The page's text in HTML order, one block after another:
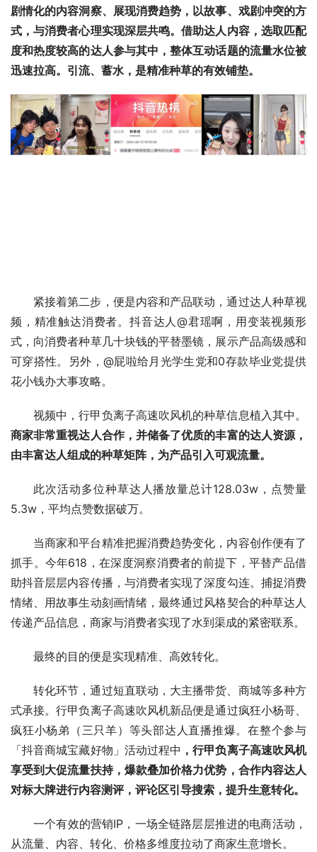
剧情化的内容洞察、展现消费趋势，以故事、戏剧冲突的方
式，与消费者心理实现深层共鸣。借助达人内容，选取匹配
度和热度较高的达人参与其中，整体互动话题的流量水位被
迅速拉高。引流、蓄水，是精准种草的有效铺垫。
紧接着第二步，便是内容和产品联动，通过达人种草视
频，精准触达消费者。抖音达人@君瑶啊，用变装视频形
式，向消费者种草几十块钱的平替墨镜，展示产品高级感和
可穿搭性。另外，@屁啦给月光学生党和0存款毕业党提供
花小钱办大事攻略。
视频中，行甲负离子高速吹风机的种草信息植入其中。
商家非常重视达人合作，并储备了优质的丰富的达人资源，
由丰富达人组成的种草矩阵，为产品引入可观流量。
此次活动多位种草达人播放量总计128.03w，点赞量
5.3w，平均点赞数据破万。
当商家和平台精准把握消费趋势变化，内容创作便有了
抓手。今年618，在深度洞察消费者的前提下，平替产品借
助抖音层层内容传播，与消费者实现了深度勾连。捕捉消费
情绪、用故事生动刻画情绪，最终通过风格契合的种草达人
传递产品信息，商家与消费者实现了水到渠成的紧密联系。
最终的目的便是实现精准、高效转化。
转化环节，通过短直联动，大主播带货、商城等多种方
式承接。行甲负离子高速吹风机新品便是通过疯狂小杨哥、
疯狂小杨弟（三只羊）等头部达人直播推爆。在整个参与
「抖音商城宝藏好物」活动过程中 ，行甲负离子高速吹风机
享受到大促流量扶持，爆款叠加价格力优势，合作内容达人
对标大牌进行内容测评，评论区引导搜索，提升生意转化。
一个有效的营销IP，一场全链路层层推进的电商活动，
从流量、内容、转化、价格多维度拉动了商家生意增长。